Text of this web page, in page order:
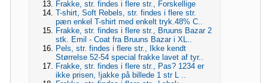
Frakke, str. findes i flere str., Forskellige
T-shirt, Soft Rebels, str. findes i flere str.
pæn enkel T-shirt med enkelt tryk.48% C..
Frakke, str. findes i flere str., Bruuns Bazar 2
stk. Emil - Coat fra Bruuns Bazar i XL..
Pels, str. findes i flere str., Ikke kendt
Størrelse 52-54 special frakke lavet af tyr..
Frakke, str. findes i flere str., Pas? 1234 er
ikke prisen, !jakke på billede 1 str L ..